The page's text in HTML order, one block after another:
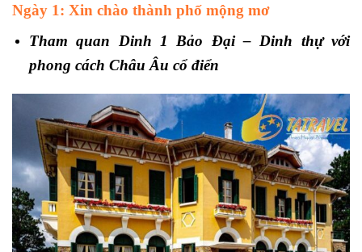
Ngày 1: Xin chào thành phố mộng mơ
Tham quan Dinh 1 Bảo Đại – Dinh thự với
phong cách Châu Âu cổ điển